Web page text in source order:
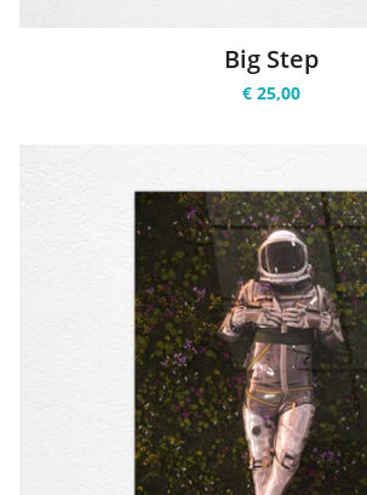
Big Step
€ 25,00